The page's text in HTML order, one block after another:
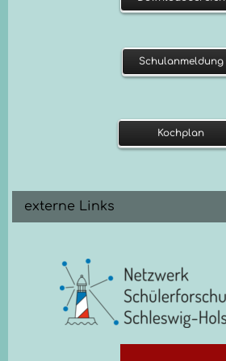
Schulanmeldung
Kochplan
externe Links